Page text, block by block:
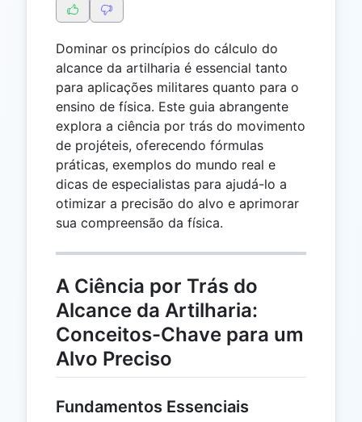
Dominar os princípios do cálculo do
alcance da artilharia é essencial tanto
para aplicações militares quanto para o
ensino de física. Este guia abrangente
explora a ciência por trás do movimento
de projéteis, oferecendo fórmulas
práticas, exemplos do mundo real e
dicas de especialistas para ajudá-lo a
otimizar a precisão do alvo e aprimorar
sua compreensão da física.
A Ciência por Trás do
Alcance da Artilharia:
Conceitos-Chave para um
Alvo Preciso
Fundamentos Essenciais